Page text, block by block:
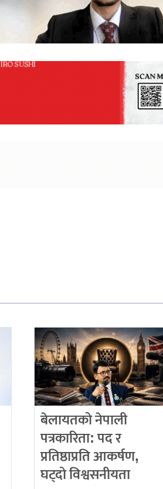
बेलायतको नेपाली
पत्रकारिता: पद र
प्रतिष्ठाप्रति आकर्षण,
घट्दो विश्वसनीयता